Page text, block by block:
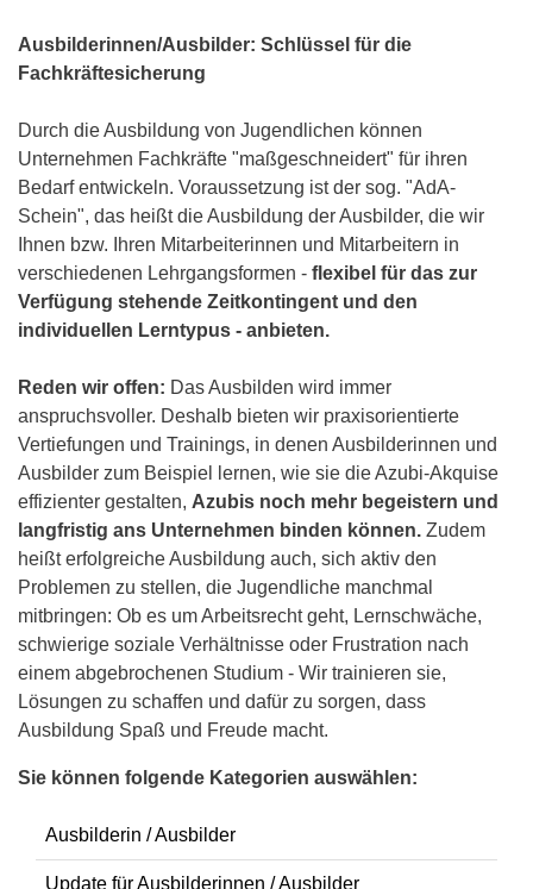
Ausbilderinnen/Ausbilder: Schlüssel für die
Fachkräftesicherung
Durch die Ausbildung von Jugendlichen können
Unternehmen Fachkräfte "maßgeschneidert" für ihren
Bedarf entwickeln. Voraussetzung ist der sog. "AdA-
Schein", das heißt die Ausbildung der Ausbilder, die wir
Ihnen bzw. Ihren Mitarbeiterinnen und Mitarbeitern in
verschiedenen Lehrgangsformen - flexibel für das zur
Verfügung stehende Zeitkontingent und den
individuellen Lerntypus - anbieten.
Reden wir offen: Das Ausbilden wird immer
anspruchsvoller. Deshalb bieten wir praxisorientierte
Vertiefungen und Trainings, in denen Ausbilderinnen und
Ausbilder zum Beispiel lernen, wie sie die Azubi-Akquise
effizienter gestalten, Azubis noch mehr begeistern und
langfristig ans Unternehmen binden können. Zudem
heißt erfolgreiche Ausbildung auch, sich aktiv den
Problemen zu stellen, die Jugendliche manchmal
mitbringen: Ob es um Arbeitsrecht geht, Lernschwäche,
schwierige soziale Verhältnisse oder Frustration nach
einem abgebrochenen Studium - Wir trainieren sie,
Lösungen zu schaffen und dafür zu sorgen, dass
Ausbildung Spaß und Freude macht.
Sie können folgende Kategorien auswählen:
Ausbilderin / Ausbilder
Update für Ausbilderinnen / Ausbilder